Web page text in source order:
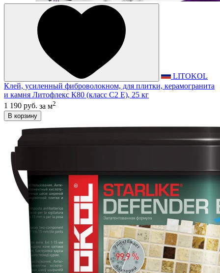
LITOKOL
Клей, усиленный фиброволокном, для плитки, керамогранита
и камня Литофлекс К80 (класс С2 E), 25 кг
1 190 руб. за м2
В корзину